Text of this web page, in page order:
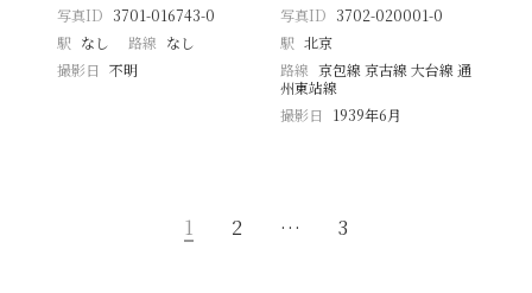
写真ID 3701-016743-0
駅 なし 路線 なし
撮影日
不明
写真ID 3702-020001-0
駅 北京
路線 京包線 京古線 大台線 通
州東站線
撮影日
1939年6月
1 2 … 3